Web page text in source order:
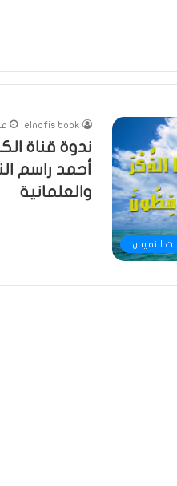
النفيس
elnafis book
أحمد راسم
والعلمانية